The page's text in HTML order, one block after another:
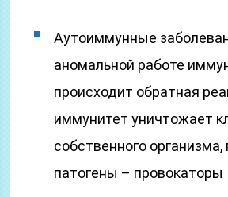
Аутоиммунные
аномальной работе
происходит обратная
иммунитет уничтожает
собственного организма,
патогены – провокаторы